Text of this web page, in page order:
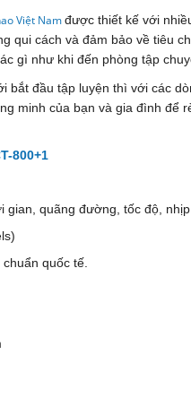
Việt Namđược thiết kế với
qui cách và đảm bảo về tiêu
gì như khi đến phòng tập
bắt đầu tập luyện thì với các
minh của bạn và gia đình để
800+1
quãng đường, tốc độ, nhịp
quốc tế.